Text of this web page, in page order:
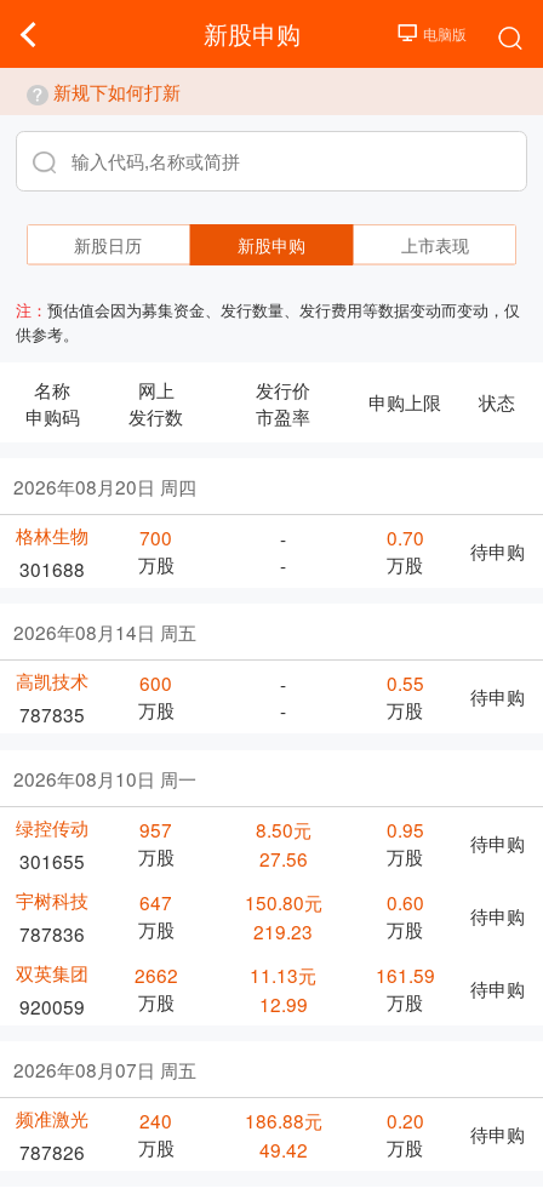
新股申购
新规下如何打新
新股日历 新股申购 上市表现
注：预估值会因为募集资金、发行数量、发行费用等数据变动而变动，仅
供参考。
名称
申购码
网上
发行数
发行价
市盈率
申购上限 状态
2026年08月20日 周四
格林生物
301688
700
万股
-
-
0.70
万股
待申购
2026年08月14日 周五
高凯技术
787835
600
万股
-
-
0.55
万股
待申购
2026年08月10日 周一
绿控传动
301655
957
万股
8.50元
27.56
0.95
万股
待申购
宇树科技
787836
647
万股
150.80元
219.23
0.60
万股
待申购
双英集团
920059
2662
万股
11.13元
12.99
161.59
万股
待申购
2026年08月07日 周五
频准激光
787826
240
万股
186.88元
49.42
0.20
万股
待申购